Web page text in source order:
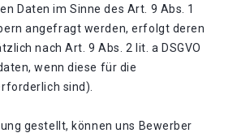
Daten im Sinne des Art. 9 Abs. 1
angefragt werden, erfolgt deren
nach Art. 9 Abs. 2 lit. a DSGVO
wenn diese für die
sind).
gestellt, können uns Bewerber